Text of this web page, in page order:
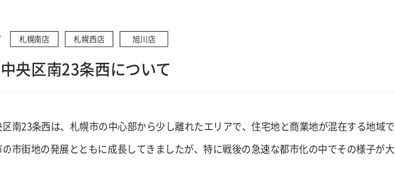
札幌南店 札幌西店 旭川店
央区南23条西について
南23条西は、札幌市の中心部から少し離れたエリアで、住宅地と商業地が混在する地域
市街地の発展とともに成長してきましたが、特に戦後の急速な都市化の中でその様子が